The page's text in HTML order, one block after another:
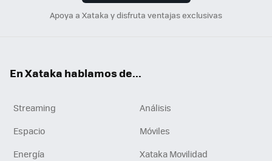
Apoya a Xataka y disfruta ventajas exclusivas
En Xataka hablamos de...
Streaming
Análisis
Espacio
Móviles
Energía
Xataka Movilidad